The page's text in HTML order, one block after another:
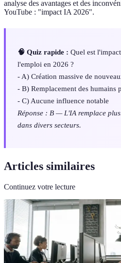
analyse des avantages et des
YouTube : "impact IA 2026".
🧠 Quiz rapide : Quel est
l'emploi en 2026 ?
- A) Création massive de
- B) Remplacement des humains
- C) Aucune influence notable
Réponse : B — L'IA remplace
dans divers secteurs.
Articles similaires
Continuez votre lecture